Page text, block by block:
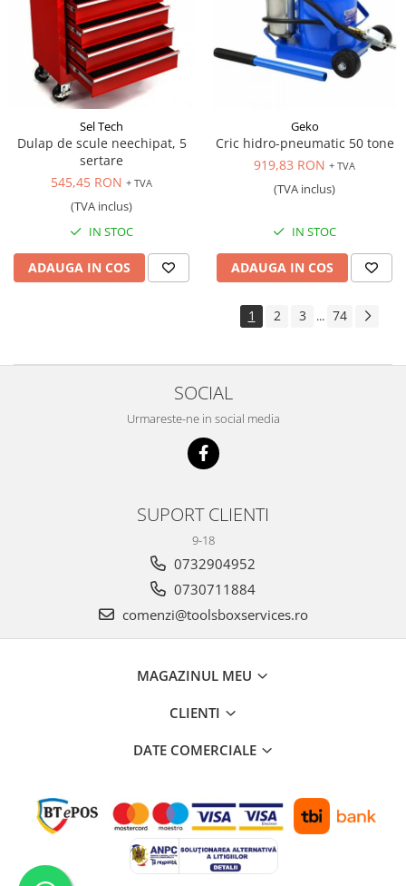
Sel Tech
Dulap de scule neechipat, 5
sertare
545,45 RON + TVA
(TVA inclus)
IN STOC
ADAUGA IN COS
Geko
Cric hidro-pneumatic 50 tone
919,83 RON + TVA
(TVA inclus)
IN STOC
ADAUGA IN COS
1 2 3 ... 74
SOCIAL
Urmareste-ne in social media
SUPORT CLIENTI
9-18
0732904952
0730711884
comenzi@toolsboxservices.ro
MAGAZINUL MEU
CLIENTI
DATE COMERCIALE